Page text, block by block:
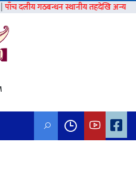
गठबन्धन स्थानीय तहदेखि अन्य